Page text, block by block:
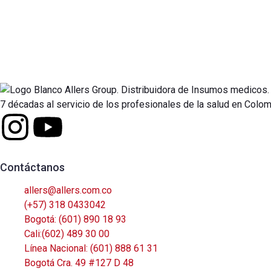
7 décadas al servicio de los profesionales de la salud en
Contáctanos
allers@allers.com.co
(+57) 318 0433042
Bogotá: (601) 890 18 93
Cali:(602) 489 30 00
Línea Nacional: (601) 888 61 31
Bogotá Cra. 49 #127 D 48